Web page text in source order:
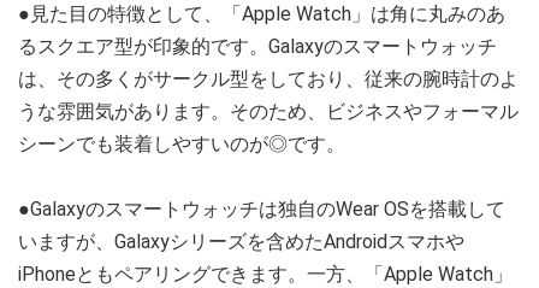
●見た目の特徴として、「Apple Watch」は角に丸みのあ
るスクエア型が印象的です。Galaxyのスマートウォッチ
は、その多くがサークル型をしており、従来の腕時計のよ
うな雰囲気があります。そのため、ビジネスやフォーマル
シーンでも装着しやすいのが◎です。
●Galaxyのスマートウォッチは独自のWear OSを搭載して
いますが、Galaxyシリーズを含めたAndroidスマホや
iPhoneともペアリングできます。一方、「Apple Watch」